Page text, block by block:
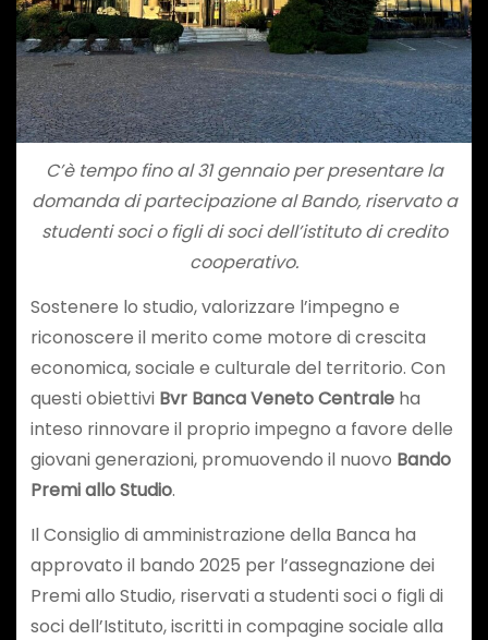
C’è tempo fino al 31 gennaio per presentare la
domanda di partecipazione al Bando, riservato a
studenti soci o figli di soci dell’istituto di credito
cooperativo.
Sostenere lo studio, valorizzare l’impegno e
riconoscere il merito come motore di crescita
economica, sociale e culturale del territorio. Con
questi obiettivi Bvr Banca Veneto Centraleha
inteso rinnovare il proprio impegno a favore delle
giovani generazioni, promuovendo il nuovo Bando
Premi allo Studio.
Il Consiglio di amministrazione della Banca ha
approvato il bando 2025 per l’assegnazione dei
Premi allo Studio, riservati a studenti soci o figli di
soci dell’Istituto, iscritti in compagine sociale alla